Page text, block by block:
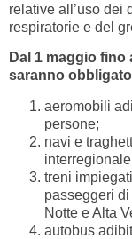
relative all’uso dei
respiratorie e del
Dal 1 maggio fino
saranno
aeromobili
persone;
navi e
treni
passeggeri
Notte e Alta
autobus